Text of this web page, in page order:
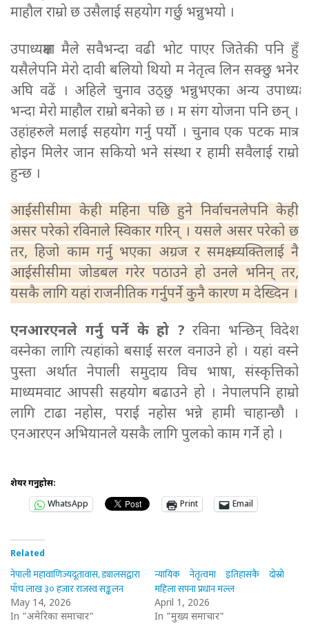
माहौल राम्रो छ उसैलाई सहयोग गर्छु भन्नुभयो ।
उपाध्यक्षमा मैले सवैभन्दा वढी भोट पाएर जितेकी पनि हुँ
यसैलेपनि मेरो दावी बलियो थियो म नेतृत्व लिन सक्छु भनेर
अघि वढें । अहिले चुनाव उठ्छु भन्नुभएका अन्य उपाध्यक्ष
भन्दा मेरो माहौल राम्रो बनेको छ । म संग योजना पनि छन् ।
उहांहरुले मलाई सहयोग गर्नु पर्यो । चुनाव एक पटक मात्र
होइन मिलेर जान सकियो भने संस्था र हामी सवैलाई राम्रो
हुन्छ ।
आईसीसीमा केही महिना पछि हुने निर्वाचनलेपनि केही
असर परेको रविनाले स्विकार गरिन् । यसले असर परेको छ
तर, हिजो काम गर्नु भएका अग्रज र समक्ष व्यक्तिलाई नै
आईसीसीमा जोडबल गरेर पठाउने हो उनले भनिन् तर,
यसकै लागि यहां राजनीतिक गर्नुपर्ने कुनै कारण म देख्दिन ।
एनआरएनले गर्नु पर्ने के हो ? रविना भन्छिन् विदेश
वस्नेका लागि त्यहांको बसाई सरल वनाउने हो । यहां वस्ने
पुस्ता अर्थात नेपाली समुदाय विच भाषा, संस्कृत्तिको
माध्यमवाट आपसी सहयोग बढाउने हो । नेपालपनि हाम्रो
लागि टाढा नहोस, पराई नहोस भन्ने हामी चाहान्छौ ।
एनआरएन अभियानले यसकै लागि पुलको काम गर्ने हो ।
शेयर गर्नुहोस:
WhatsApp
Print Email
Related
नेपाली महावाणिज्यदूतावास, ड्यालसद्वारा
पाँच लाख ३० हजार राजस्व सङ्कलन
May 14, 2026
In "अमेरिका समाचार"
न्यायिक नेतृत्वमा इतिहासकै दोस्रो
महिला सपना प्रधान मल्ल
April 1, 2026
In "मुख्य समाचार"